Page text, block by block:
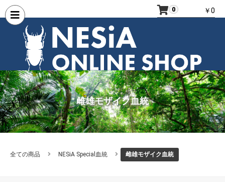
0 ￥0
雌雄モザイク血統
全ての商品 NESiA Special血統 雌雄モザイク血統